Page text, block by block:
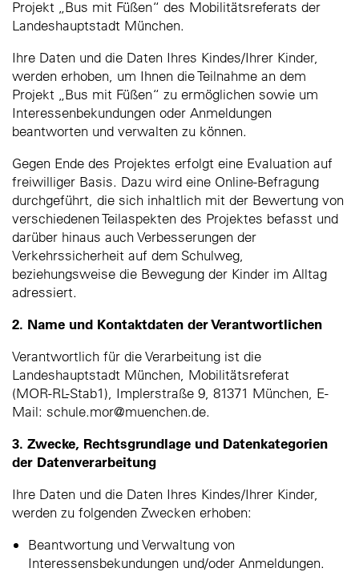
Projekt „Bus mit Füßen“ des Mobilitätsreferats der
Landeshauptstadt München.
Ihre Daten und die Daten Ihres Kindes/Ihrer Kinder,
werden erhoben, um Ihnen die Teilnahme an dem
Projekt „Bus mit Füßen“ zu ermöglichen sowie um
Interessenbekundungen oder Anmeldungen
beantworten und verwalten zu können.
Gegen Ende des Projektes erfolgt eine Evaluation auf
freiwilliger Basis. Dazu wird eine Online-Befragung
durchgeführt, die sich inhaltlich mit der Bewertung von
verschiedenen Teilaspekten des Projektes befasst und
darüber hinaus auch Verbesserungen der
Verkehrssicherheit auf dem Schulweg,
beziehungsweise die Bewegung der Kinder im Alltag
adressiert.
2. Name und Kontaktdaten der Verantwortlichen
Verantwortlich für die Verarbeitung ist die
Landeshauptstadt München, Mobilitätsreferat
(MOR-RL-Stab1), Implerstraße 9, 81371 München, E-
Mail: schule.mor@muenchen.de.
3. Zwecke, Rechtsgrundlage und Datenkategorien
der Datenverarbeitung
Ihre Daten und die Daten Ihres Kindes/Ihrer Kinder,
werden zu folgenden Zwecken erhoben:
Beantwortung und Verwaltung von
Interessensbekundungen und/oder Anmeldungen.